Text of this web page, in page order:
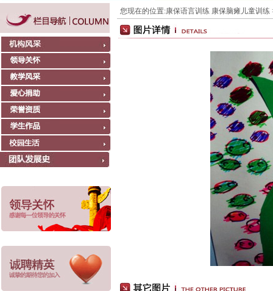
您现在的位置:康保语言训练 康保脑瘫儿童训练